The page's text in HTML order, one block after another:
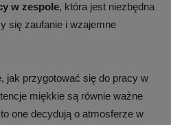
w zespole, która jest niezbędna
się zaufanie i wzajemne
jak przygotować się do pracy w
miękkie są równie ważne
one decydują o atmosferze w